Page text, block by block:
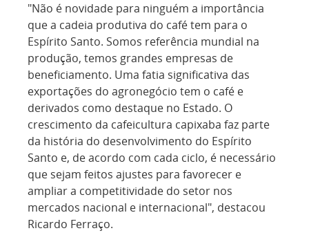
"Não é novidade para ninguém a importância
que a cadeia produtiva do café tem para o
Espírito Santo. Somos referência mundial na
produção, temos grandes empresas de
beneficiamento. Uma fatia significativa das
exportações do agronegócio tem o café e
derivados como destaque no Estado. O
crescimento da cafeicultura capixaba faz parte
da história do desenvolvimento do Espírito
Santo e, de acordo com cada ciclo, é necessário
que sejam feitos ajustes para favorecer e
ampliar a competitividade do setor nos
mercados nacional e internacional", destacou
Ricardo Ferraço.